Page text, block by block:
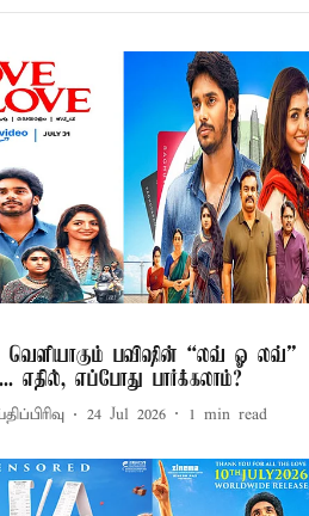
வெளியாகும் பவிஷின் “லவ் ஓ லவ்”
எதில், எப்போது பார்க்கலாம்?
24 Jul 2026 1 min read